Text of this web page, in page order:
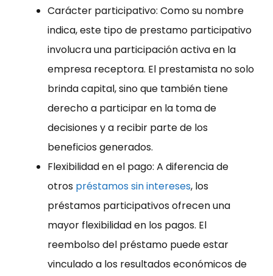
Carácter participativo: Como su nombre
indica, este tipo de prestamo participativo
involucra una participación activa en la
empresa receptora. El prestamista no solo
brinda capital, sino que también tiene
derecho a participar en la toma de
decisiones y a recibir parte de los
beneficios generados.
Flexibilidad en el pago: A diferencia de
otros préstamos sin intereses, los
préstamos participativos ofrecen una
mayor flexibilidad en los pagos. El
reembolso del préstamo puede estar
vinculado a los resultados económicos de